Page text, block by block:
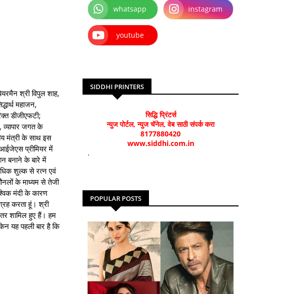
श्री विपुल शाह,
महाजन,
डीजीएफटी;
व्यापार जगत के
मंत्री के साथ इस
प्रीमियर में
बनाने के बारे में
शुल्क से रत्न एवं
के माध्यम से तेजी
मंदी के कारण
करता हूं। श्री
शामिल हुए हैं। हम
यह पहली बार है कि
whatsapp instagram
youtube
SIDDHI PRINTERS
सिद्धि प्रिंटर्स
न्युज पोर्टल, न्युज चॅनेल, वेब साठी संपर्क करा
8177880420
www.siddhi.com.in
.
POPULAR POSTS